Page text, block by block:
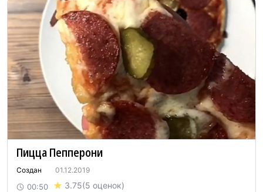
Пицца Пепперони
Создан 01.12.2019
00:50 3.75(5 оценок)